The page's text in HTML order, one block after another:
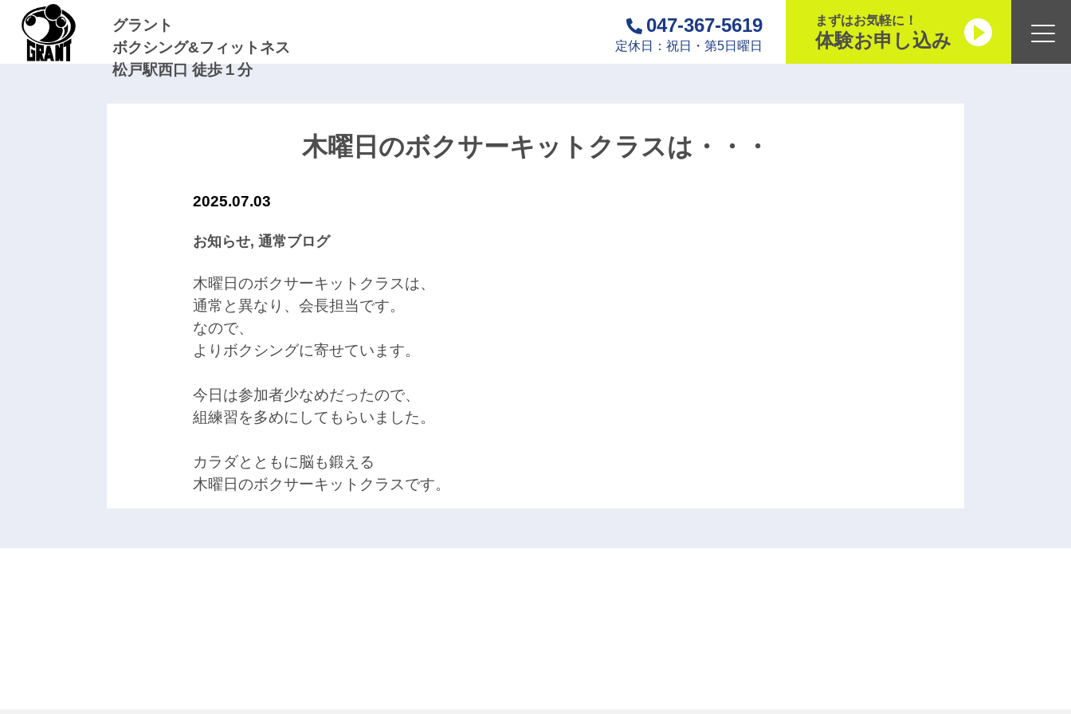
グラント
ボクシング&フィットネス
松戸駅西口 徒歩１分
047-367-5619
定休日：祝日・第5日曜日
まずはお気軽に！
体験お申し込み
木曜日のボクサーキットクラスは・・・
2025.07.03
お知らせ, 通常ブログ
木曜日のボクサーキットクラスは、
通常と異なり、会長担当です。
なので、
よりボクシングに寄せています。
今日は参加者少なめだったので、
組練習を多めにしてもらいました。
カラダとともに脳も鍛える
木曜日のボクサーキットクラスです。